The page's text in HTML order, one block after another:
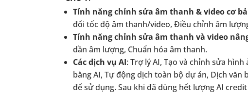
Tính năng chỉnh sửa âm thanh & video cơ
đổi tốc độ âm thanh/video, Điều chỉnh âm
Tính năng chỉnh sửa âm thanh và video
dần âm lượng, Chuẩn hóa âm thanh.
Các dịch vụ AI: Trợ lý AI, Tạo và chỉnh sửa
bằng AI, Tự động dịch toàn bộ dự án, Dịch
để sử dụng. Sau khi đã dùng hết lượng AI